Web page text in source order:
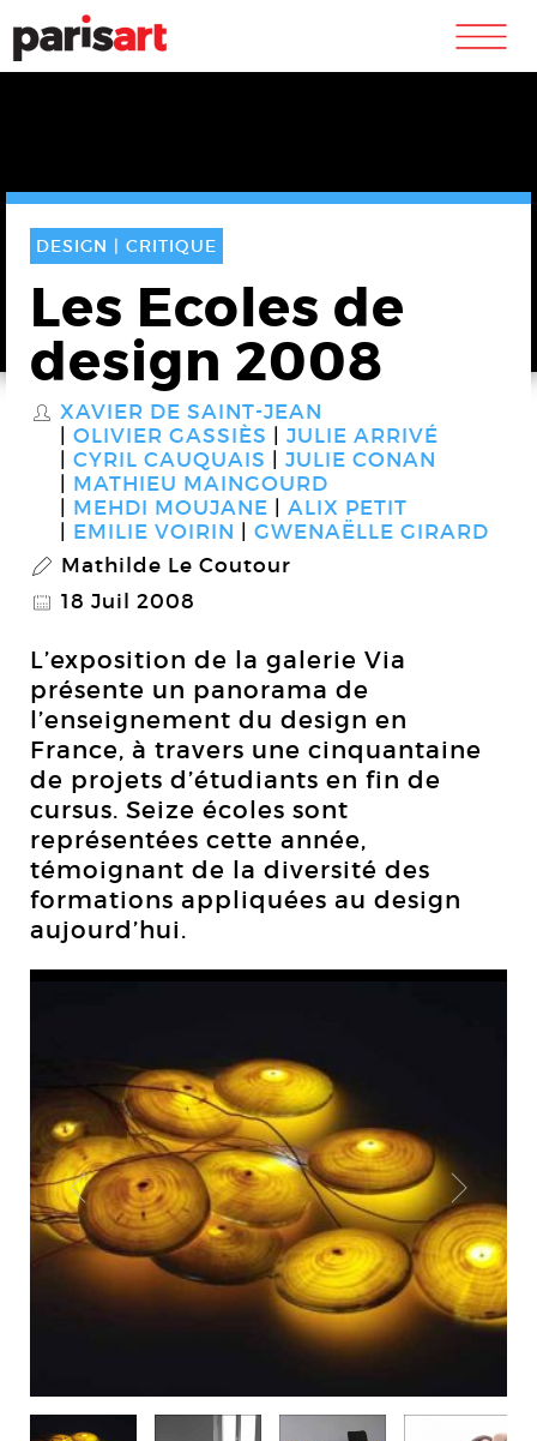
m
DESIGN | CRITIQUE
Les Ecoles de
design 2008
S XAVIER DE SAINT-JEAN
OLIVIER GASSIÈS
JULIE ARRIVÉ
CYRIL CAUQUAIS
JULIE CONAN
MATHIEU MAINGOURD
MEHDI MOUJANE
ALIX PETIT
EMILIE VOIRIN
GWENAËLLE GIRARD
P Mathilde Le Coutour
@ 18 Juil 2008
L’exposition de la galerie Via
présente un panorama de
l’enseignement du design en
France, à travers une cinquantaine
de projets d’étudiants en fin de
cursus. Seize écoles sont
représentées cette année,
témoignant de la diversité des
formations appliquées au design
aujourd’hui.